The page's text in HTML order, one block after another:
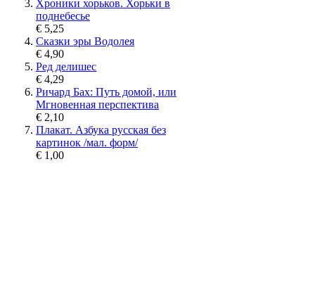
Хроники хорьков. Хорьки в
поднебесье
€ 5,25
Сказки эры Водолея
€ 4,90
Ред делишес
€ 4,29
Ричард Бах: Путь домой, или
Мгновенная перспектива
€ 2,10
Плакат. Азбука русская без
картинок /мал. форм/
€ 1,00